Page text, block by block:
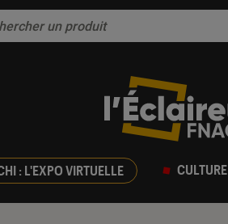
: L'EXPO VIRTUELLE CULTURE